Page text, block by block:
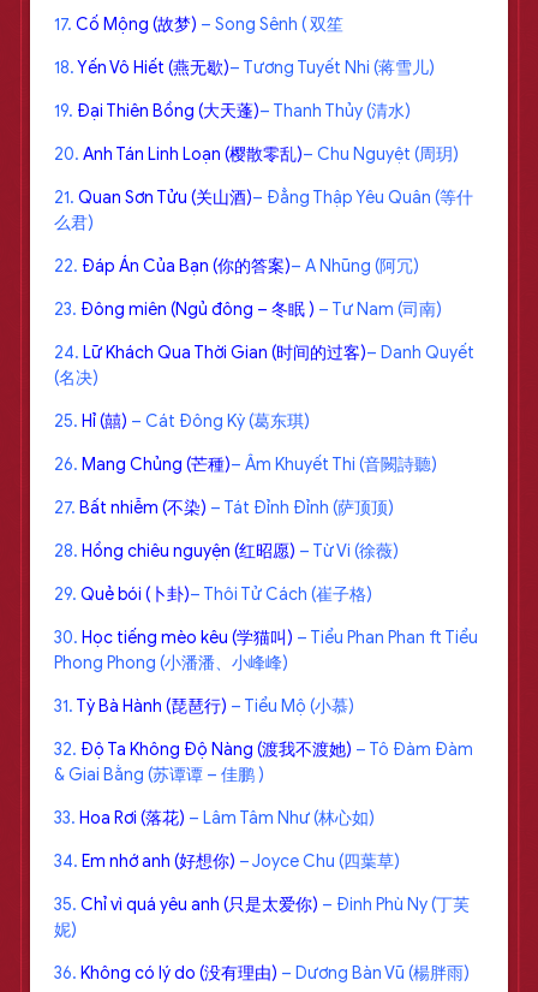
17. Cố Mộng (故梦) – Song Sênh ( 双笙
18.Yến Vô Hiết (燕无歇)– Tương Tuyết Nhi (蒋雪儿)
19. Đại Thiên Bồng (大天蓬)– Thanh Thủy (清水)
20. Anh Tán Linh Loạn (樱散零乱)– Chu Nguyệt (周玥)
21. Quan Sơn Tửu (关山酒)– Đẳng Thập Yêu Quân (等什
么君)
22. Đáp Án Của Bạn (你的答案)– A Nhũng (阿冗)
23. Đông miên (Ngủ đông – 冬眠 ) – Tư Nam (司南)
24. Lữ Khách Qua Thời Gian (时间的过客)– Danh Quyết
(名决)
25. Hỉ (囍) – Cát Đông Kỳ (葛东琪)
26. Mang Chủng (芒種)– Âm Khuyết Thi (音闕詩聽)
27. Bất nhiễm (不染) – Tát Đỉnh Đỉnh (萨顶顶)
28. Hồng chiêu nguyện (红昭愿) – Từ Vi (徐薇)
29. Quẻ bói (卜卦)– Thôi Tử Cách (崔子格)
30. Học tiếng mèo kêu (学猫叫) – Tiểu Phan Phan ft Tiểu
Phong Phong (小潘潘、小峰峰)
31. Tỳ Bà Hành (琵琶行) – Tiểu Mộ (小慕)
32. Độ Ta Không Độ Nàng (渡我不渡她) – Tô Đàm Đàm
& Giai Bằng (苏谭谭 – 佳鹏 )
33. Hoa Rơi (落花) – Lâm Tâm Như (林心如)
34. Em nhớ anh (好想你) – Joyce Chu (四葉草)
35. Chỉ vì quá yêu anh (只是太爱你) – Đinh Phù Ny (丁芙
妮)
36. Không có lý do (没有理由) – Dương Bàn Vũ (楊胖雨)